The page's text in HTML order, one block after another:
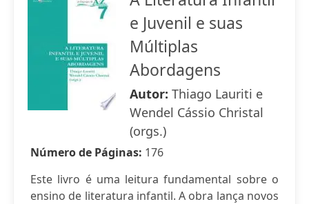
e Juvenil e suas
Múltiplas
Abordagens
Autor: Thiago Lauriti e
Wendel Cássio Christal
(orgs.)
Número de Páginas: 176
Este livro é uma leitura fundamental sobre o
ensino de literatura infantil. A obra lança novos